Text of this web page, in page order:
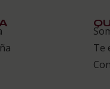
Te